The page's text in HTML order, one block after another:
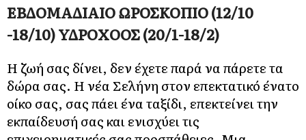
ΕΒΔΟΜΑΔΙΑΙΟ ΩΡΟΣΚΟΠΙΟ (12/10
-18/10) ΥΔΡΟΧΟΟΣ (20/1-18/2)
Η ζωή σας δίνει, δεν έχετε παρά να πάρετε τα
δώρα σας. Η νέα Σελήνη στον επεκτατικό ένατο
οίκο σας, σας πάει ένα ταξίδι, επεκτείνει την
εκπαίδευσή σας και ενισχύει τις